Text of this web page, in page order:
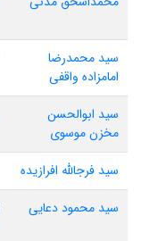
سید محمدرضا
امامزاده واقفی
سید ابوالحسن
مخزن موسوی
سید فرجالله افرازیده
سید محمود دعایی